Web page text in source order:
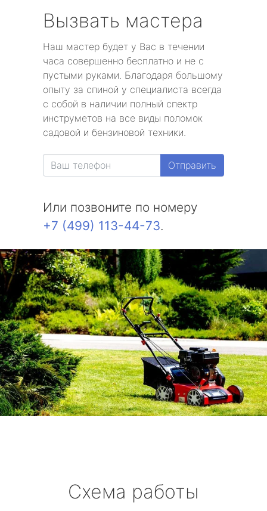
Вызвать мастера
Наш мастер будет у Вас в течении
часа совершенно бесплатно и не с
пустыми руками. Благодаря большому
опыту за спиной у специалиста всегда
с собой в наличии полный спектр
инструметов на все виды поломок
садовой и бензиновой техники.
Отправить
Или позвоните по номеру
+7 (499) 113-44-73.
Схема работы